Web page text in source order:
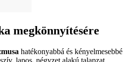
megkönnyítésére
hatékonyabbá és kényelmesebbé